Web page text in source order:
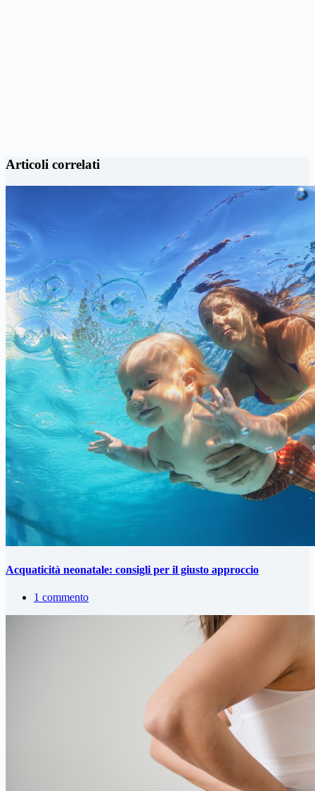
Articoli correlati
Acquaticità neonatale: consigli per il giusto approccio
1 commento